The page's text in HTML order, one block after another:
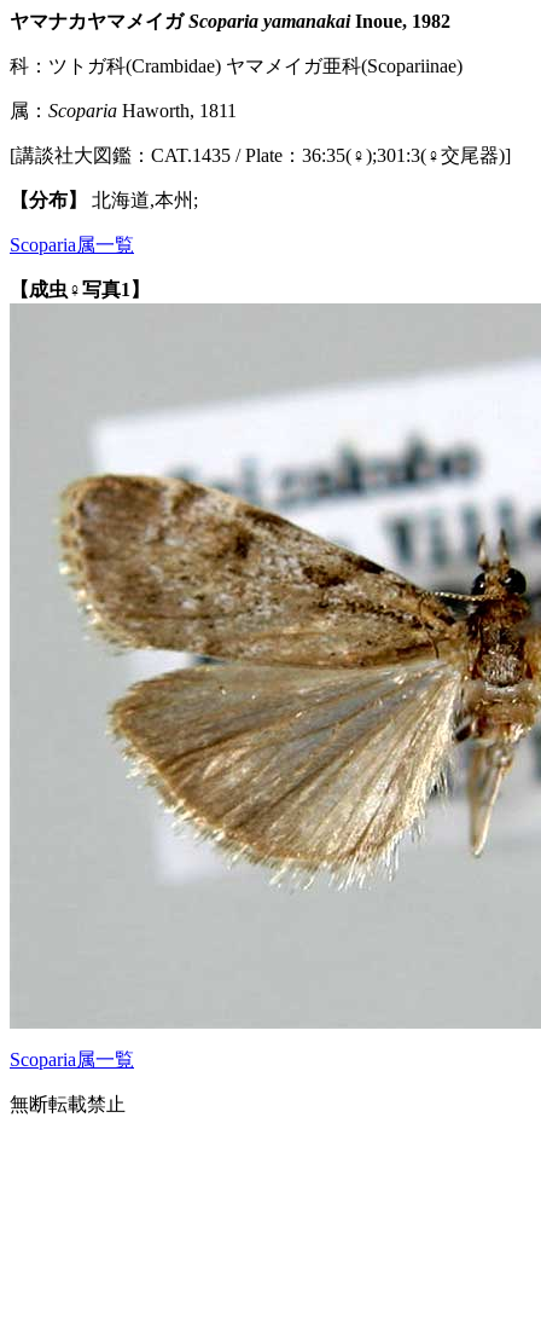
ヤマナカヤマメイガScoparia yamanakaiInoue, 1982
科：ツトガ科(Crambidae) ヤマメイガ亜科(Scopariinae)
属： Scoparia Haworth, 1811
[講談社大図鑑：CAT.1435 / Plate：36:35(♀);301:3(♀交尾器)]
【分布】 北海道,本州;
Scoparia属一覧
【成虫♀写真1】
Scoparia属一覧
無断転載禁止